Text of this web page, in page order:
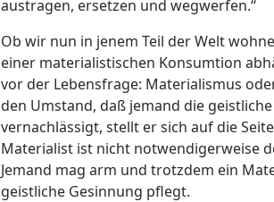
austragen, ersetzen und wegwerfen.“
Ob wir nun in jenem Teil der Welt
einer materialistischen Konsumtion
vor der Lebensfrage: Materialismus
den Umstand, daß jemand die
vernachlässigt, stellt er sich auf die
Materialist ist nicht notwendigerweise
Jemand mag arm und trotzdem ein
geistliche Gesinnung pflegt.